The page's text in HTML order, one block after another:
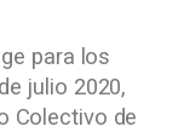
para los
julio 2020,
Colectivo de